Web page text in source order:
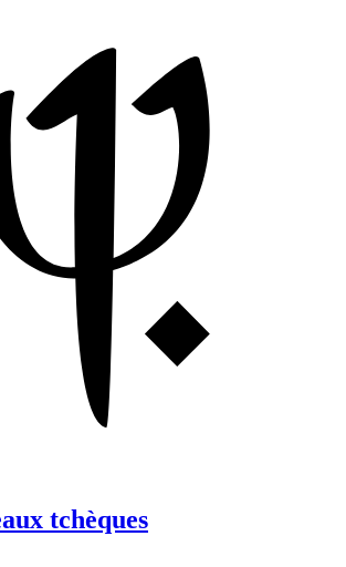
tchèques